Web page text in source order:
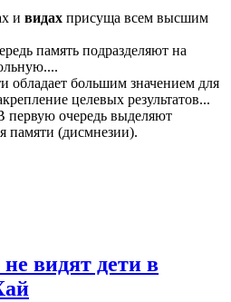
и видах присуща всем высшим
память подразделяют на
обладает большим значением для
целевых результатов...
первую очередь выделяют
памяти (дисмнезии).
видят дети в